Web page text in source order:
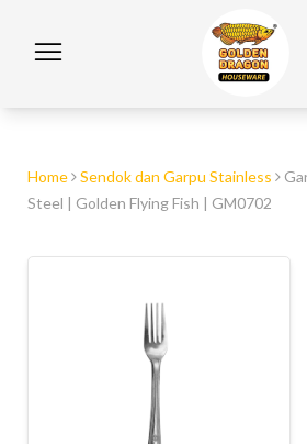
Home Sendok dan Garpu Stainless
Steel | Golden Flying Fish | GM0702